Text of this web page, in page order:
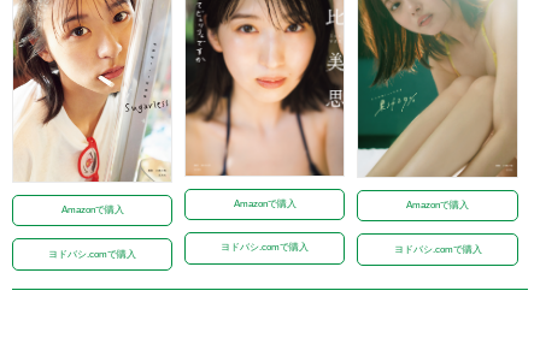
Amazonで購入
ヨドバシ.comで購入
Amazonで購入
ヨドバシ.comで購入
Amazonで購入
ヨドバシ.comで購入